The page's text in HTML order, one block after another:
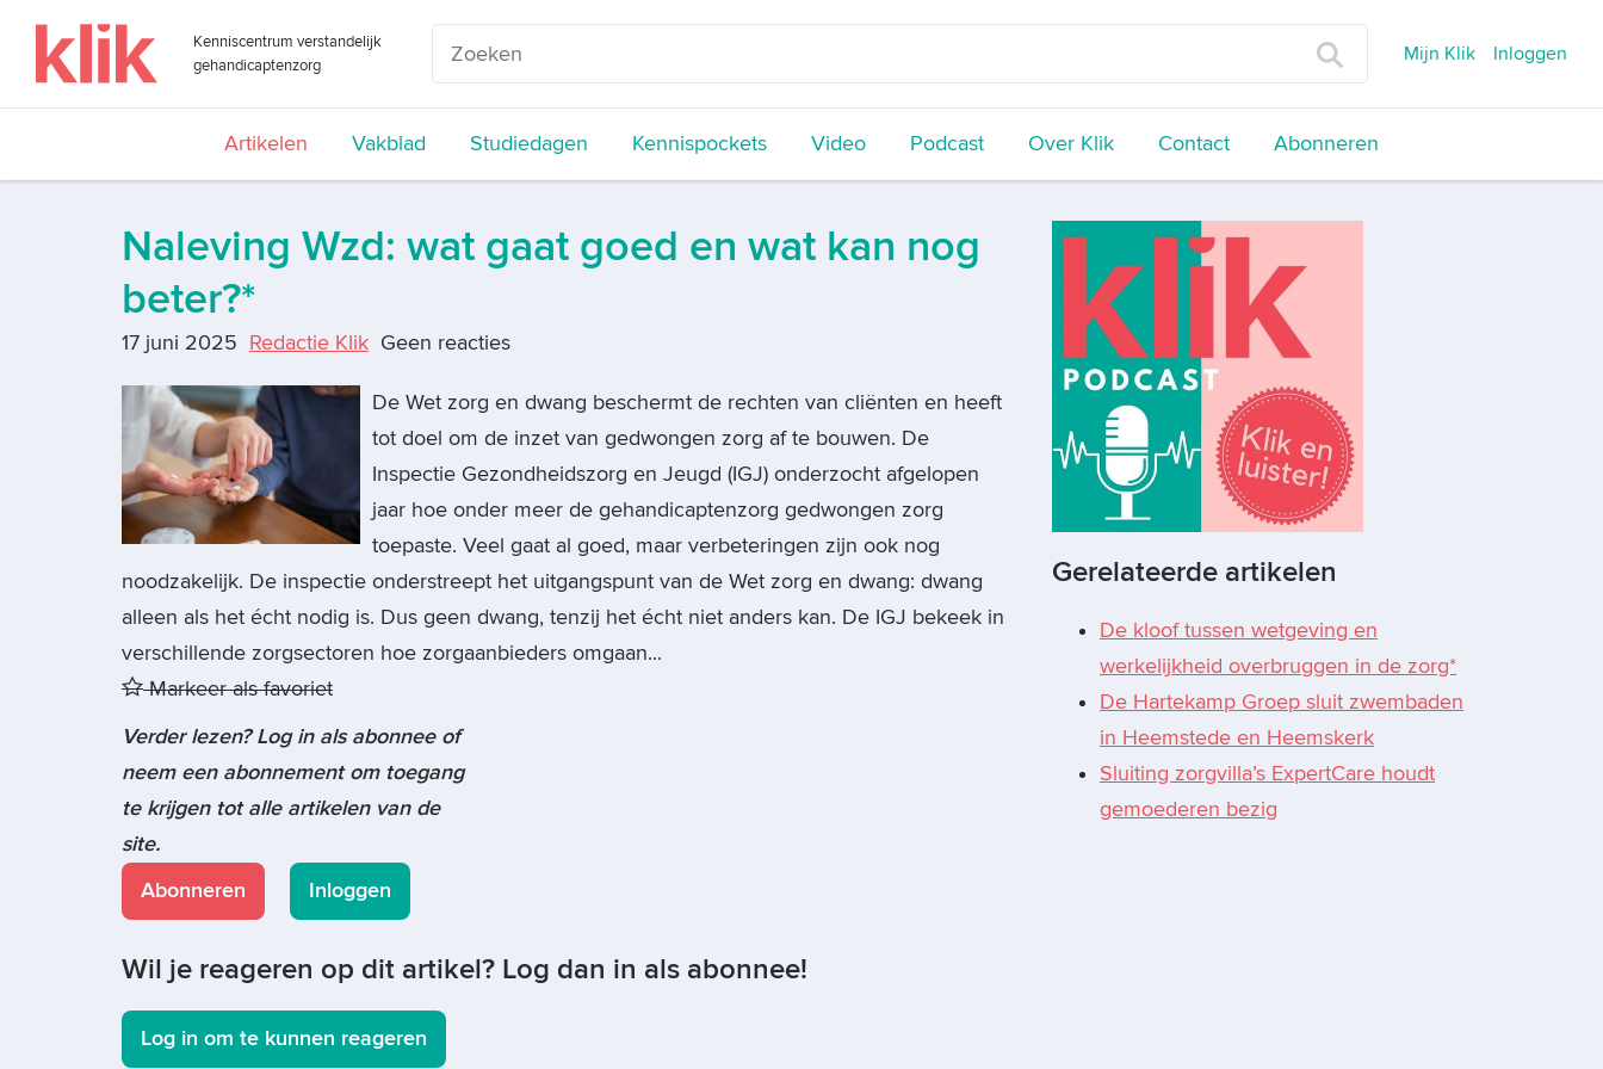
Kenniscentrum verstandelijk
gehandicaptenzorg
Mijn Klik Inloggen
Artikelen Vakblad Studiedagen Kennispockets Video Podcast Over Klik Contact Abonneren
Naleving Wzd: wat gaat goed en wat kan nog
beter?*
17 juni 2025 Redactie Klik Geen reacties
De Wet zorg en dwang beschermt de rechten van cliënten en heeft
tot doel om de inzet van gedwongen zorg af te bouwen. De
Inspectie Gezondheidszorg en Jeugd (IGJ) onderzocht afgelopen
jaar hoe onder meer de gehandicaptenzorg gedwongen zorg
toepaste. Veel gaat al goed, maar verbeteringen zijn ook nog
noodzakelijk. De inspectie onderstreept het uitgangspunt van de Wet zorg en dwang: dwang
alleen als het écht nodig is. Dus geen dwang, tenzij het écht niet anders kan. De IGJ bekeek in
verschillende zorgsectoren hoe zorgaanbieders omgaan...
Markeer als favoriet
Verder lezen? Log in als abonnee of
neem een abonnement om toegang
te krijgen tot alle artikelen van de
site.
Abonneren
Inloggen
Wil je reageren op dit artikel? Log dan in als abonnee!
Log in om te kunnen reageren
Gerelateerde artikelen
De kloof tussen wetgeving en
werkelijkheid overbruggen in de zorg*
De Hartekamp Groep sluit zwembaden
in Heemstede en Heemskerk
Sluiting zorgvilla’s ExpertCare houdt
gemoederen bezig